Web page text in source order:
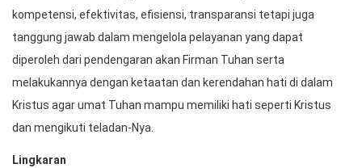
kompetensi, efektivitas, efisiensi, transparansi tetapi juga
tanggung jawab dalam mengelola pelayanan yang dapat
diperoleh dari pendengaran akan Firman Tuhan serta
melakukannya dengan ketaatan dan kerendahan hati di dalam
Kristus agar umat Tuhan mampu memiliki hati seperti Kristus
dan mengikuti teladan-Nya.
Lingkaran